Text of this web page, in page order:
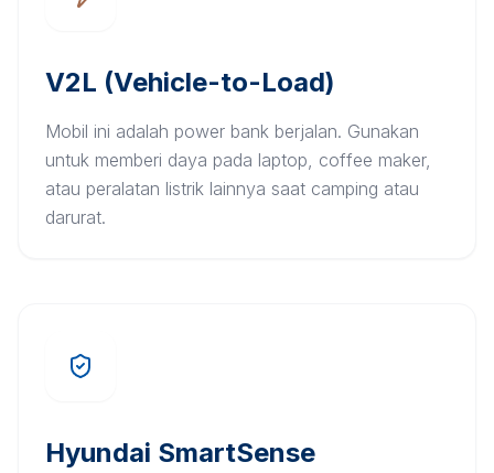
V2L (Vehicle-to-Load)
Mobil ini adalah power bank berjalan. Gunakan
untuk memberi daya pada laptop, coffee maker,
atau peralatan listrik lainnya saat camping atau
darurat.
Hyundai SmartSense